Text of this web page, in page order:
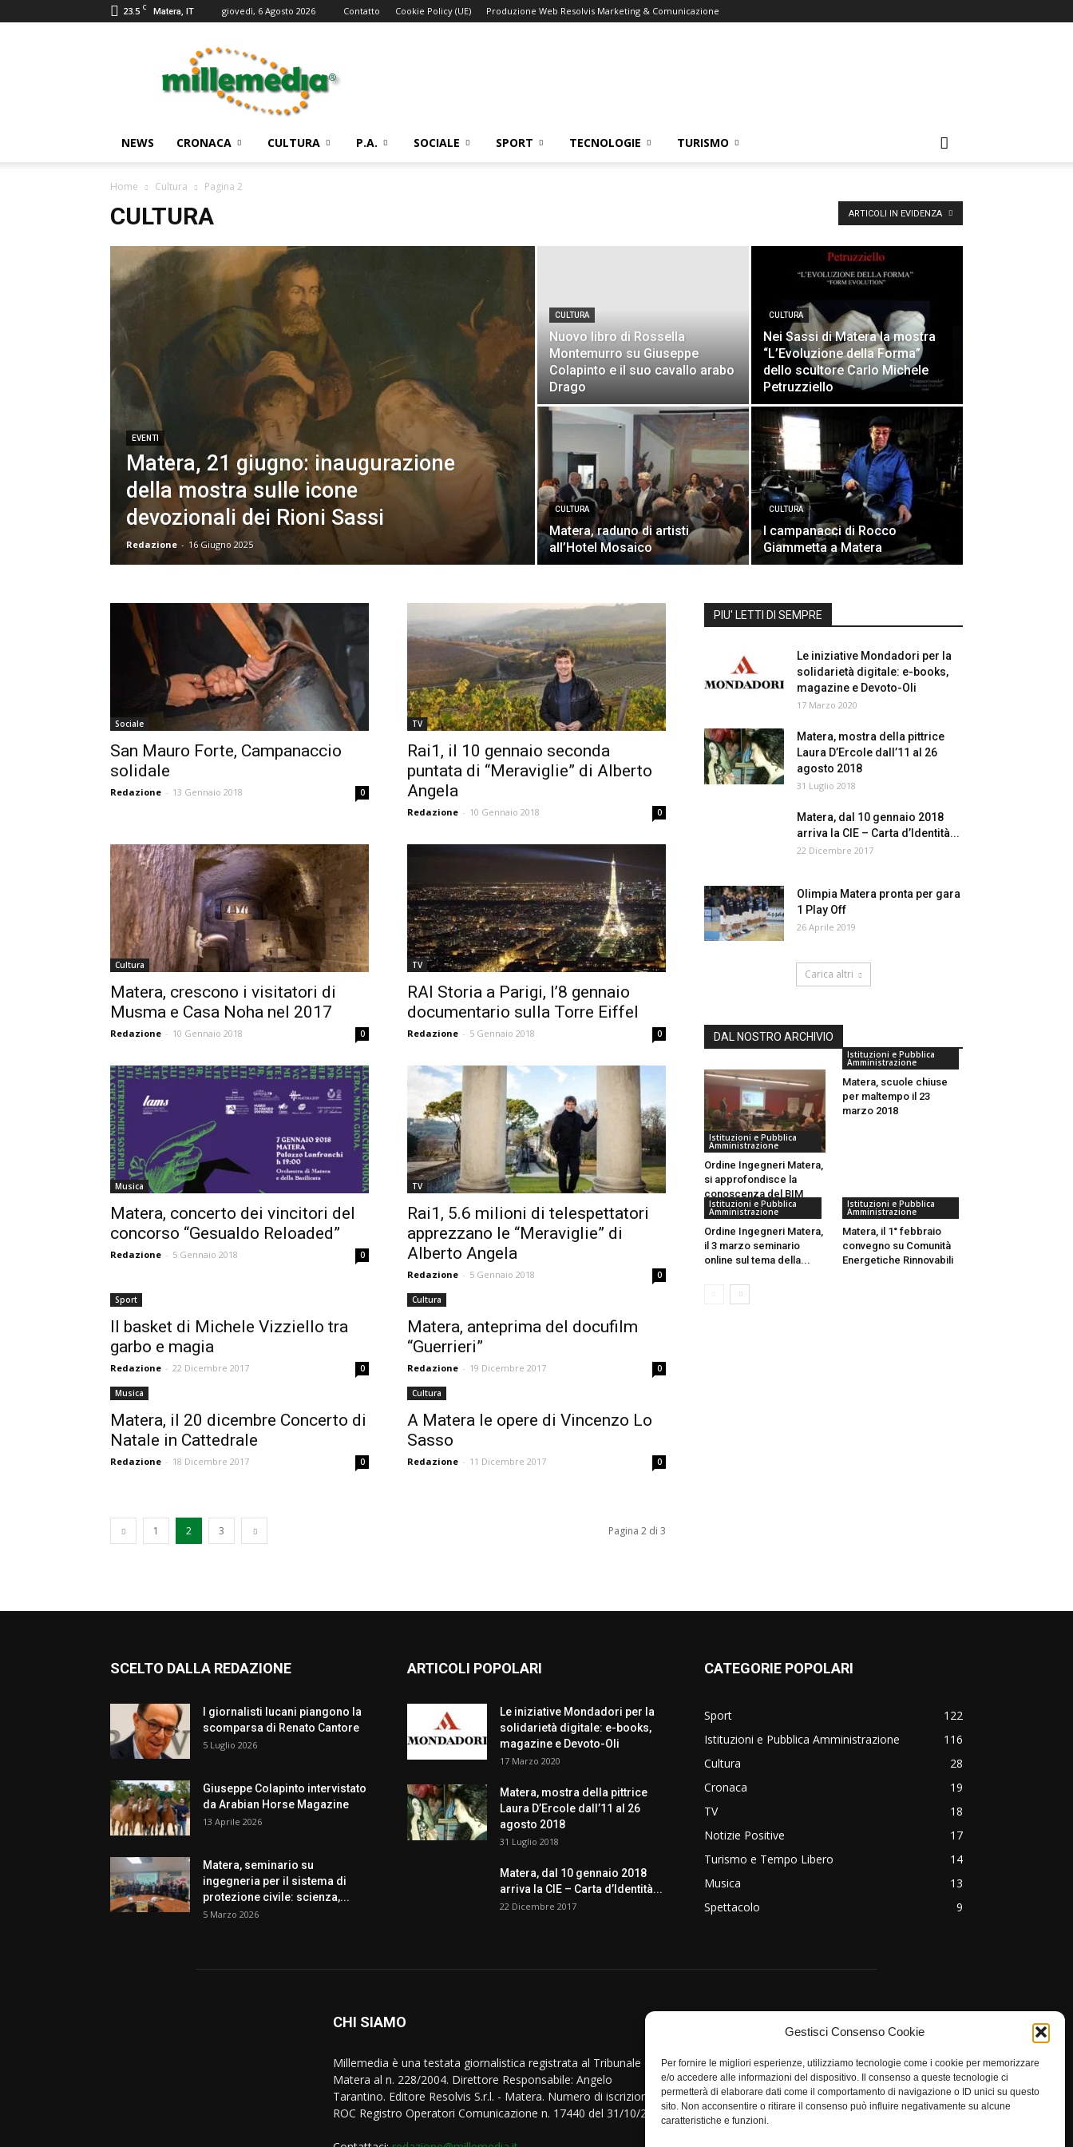
Gestisci Consenso Cookie
Per fornire le migliori esperienze, utilizziamo tecnologie come i cookie per memorizzare
e/o accedere alle informazioni del dispositivo. Il consenso a queste tecnologie ci
permetterà di elaborare dati come il comportamento di navigazione o ID unici su questo
sito. Non acconsentire o ritirare il consenso può influire negativamente su alcune
caratteristiche e funzioni.
23.5 C Matera, IT giovedì, 6 Agosto 2026 Contatto Cookie Policy (UE) Produzione Web Resolvis Marketing & Comunicazione
Millemedia
Giornalistica
NEWS CRONACA CULTURA P.A. SOCIALE SPORT TECNOLOGIE TURISMO
Home Cultura Pagina 2
CULTURA ARTICOLI IN EVIDENZA
EVENTI
Matera, 21 giugno: inaugurazione
della mostra sulle icone
devozionali dei Rioni Sassi
Redazione - 16 Giugno 2025
CULTURA
Nuovo libro di Rossella
Montemurro su Giuseppe
Colapinto e il suo cavallo arabo
Drago
CULTURA
Nei Sassi di Matera la mostra
“L’Evoluzione della Forma”
dello scultore Carlo Michele
Petruzziello
CULTURA
Matera, raduno di artisti
all’Hotel Mosaico
CULTURA
I campanacci di Rocco
Giammetta a Matera
Sociale
San Mauro Forte, Campanaccio
solidale
Redazione - 13 Gennaio 2018 0
TV
Rai1, il 10 gennaio seconda
puntata di “Meraviglie” di Alberto
Angela
Redazione - 10 Gennaio 2018 0
Cultura
Matera, crescono i visitatori di
Musma e Casa Noha nel 2017
Redazione - 10 Gennaio 2018 0
TV
RAI Storia a Parigi, l’8 gennaio
documentario sulla Torre Eiffel
Redazione - 5 Gennaio 2018 0
Musica
Matera, concerto dei vincitori del
concorso “Gesualdo Reloaded”
Redazione - 5 Gennaio 2018 0
TV
Rai1, 5.6 milioni di telespettatori
apprezzano le “Meraviglie” di
Alberto Angela
Redazione - 5 Gennaio 2018 0
Sport
Il basket di Michele Vizziello tra
garbo e magia
Redazione - 22 Dicembre 2017 0
Cultura
Matera, anteprima del docufilm
“Guerrieri”
Redazione - 19 Dicembre 2017 0
Musica
Matera, il 20 dicembre Concerto di
Natale in Cattedrale
Redazione - 18 Dicembre 2017 0
Cultura
A Matera le opere di Vincenzo Lo
Sasso
Redazione - 11 Dicembre 2017 0
1 2 3 Pagina 2 di 3
PIU' LETTI DI SEMPRE
Le iniziative Mondadori per la
solidarietà digitale: e-books,
magazine e Devoto-Oli
17 Marzo 2020
Matera, mostra della pittrice
Laura D’Ercole dall’11 al 26
agosto 2018
31 Luglio 2018
Matera, dal 10 gennaio 2018
arriva la CIE – Carta d’Identità...
22 Dicembre 2017
Olimpia Matera pronta per gara
1 Play Off
26 Aprile 2019
Carica altri
DAL NOSTRO ARCHIVIO
Istituzioni e Pubblica
Amministrazione
Ordine Ingegneri Matera,
si approfondisce la
conoscenza del BIM
Istituzioni e Pubblica
Amministrazione
Matera, scuole chiuse
per maltempo il 23
marzo 2018
Istituzioni e Pubblica
Amministrazione
Ordine Ingegneri Matera,
il 3 marzo seminario
online sul tema della...
Istituzioni e Pubblica
Amministrazione
Matera, il 1° febbraio
convegno su Comunità
Energetiche Rinnovabili
SCELTO DALLA REDAZIONE
I giornalisti lucani piangono la
scomparsa di Renato Cantore
5 Luglio 2026
Giuseppe Colapinto intervistato
da Arabian Horse Magazine
13 Aprile 2026
Matera, seminario su
ingegneria per il sistema di
protezione civile: scienza,...
5 Marzo 2026
ARTICOLI POPOLARI
Le iniziative Mondadori per la
solidarietà digitale: e-books,
magazine e Devoto-Oli
17 Marzo 2020
Matera, mostra della pittrice
Laura D’Ercole dall’11 al 26
agosto 2018
31 Luglio 2018
Matera, dal 10 gennaio 2018
arriva la CIE – Carta d’Identità...
22 Dicembre 2017
CATEGORIE POPOLARI
Sport
122
Istituzioni e Pubblica Amministrazione
116
Cultura
28
Cronaca
19
TV
18
Notizie Positive
17
Turismo e Tempo Libero
14
Musica
13
Spettacolo
9
CHI SIAMO
Millemedia è una testata giornalistica registrata al Tribunale di
Matera al n. 228/2004. Direttore Responsabile: Angelo
Tarantino. Editore Resolvis S.r.l. - Matera. Numero di iscrizione al
ROC Registro Operatori Comunicazione n. 17440 del 31/10/2007